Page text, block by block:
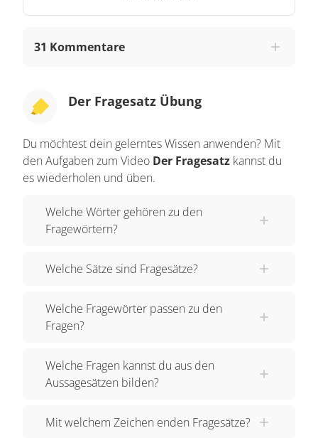
des Fragesatzes: Die Entscheidungsfrage.
Frage mit „ja” oder „nein”. Sie wird nicht mit einem
dass es sich um eine Frage handelt, da das Verb
einen besonderen Platz im Satz einnimmt.
der zweiten Stelle. In Entscheidungsfragen
hingegen steht es ganz am Anfang des Satzes.
erkennen, dass sich die Stimme am Ende eines
Satzes hebt, also nach oben geht. Du sagst nicht
Probieren wir das einmal aus: Welche der
dem Wegweiser? Du bist schnell gelaufen. Siehst
du das Ziel? Der erste Satz wird mit dem
Fragesatz. Der zweite und dritte Satz beginnen
nicht mit einem Fragewort, also musst du die
zweiten Stelle des Satzes. Es ist also? Ein
31 Kommentare
Der Fragesatz Übung
Du möchtest dein gelerntes Wissen anwenden? Mit
den Aufgaben zum Video Der Fragesatz kannst du
es wiederholen und üben.
Welche Wörter gehören zu den
Fragewörtern?
Welche Sätze sind Fragesätze?
Welche Fragewörter passen zu den
Fragen?
Welche Fragen kannst du aus den
Aussagesätzen bilden?
Mit welchem Zeichen enden Fragesätze?